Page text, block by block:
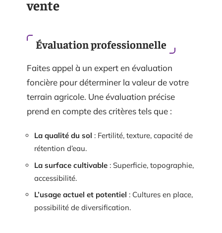
vente
Évaluation professionnelle
Faites appel à un expert en évaluation
foncière pour déterminer la valeur de votre
terrain agricole. Une évaluation précise
prend en compte des critères tels que :
La qualité du sol : Fertilité, texture, capacité de
rétention d’eau.
La surface cultivable : Superficie, topographie,
accessibilité.
L’usage actuel et potentiel : Cultures en place,
possibilité de diversification.